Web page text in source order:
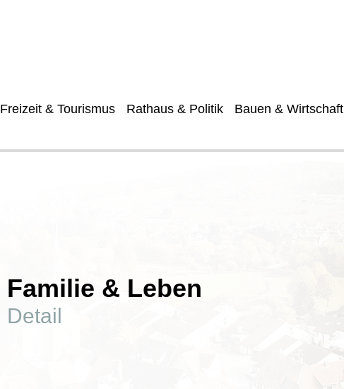
Freizeit & Tourismus Rathaus & Politik Bauen & Wirtschaft
Familie & Leben
Detail